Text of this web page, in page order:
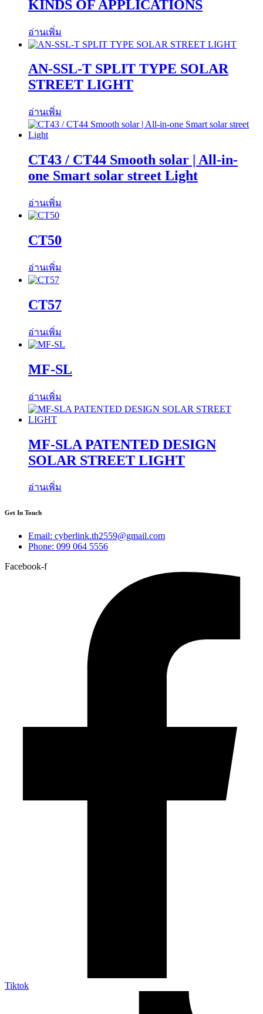
KINDS OF APPLICATIONS
อ่านเพิ่ม
AN-SSL-T SPLIT TYPE SOLAR
STREET LIGHT
อ่านเพิ่ม
CT43 / CT44 Smooth solar | All-in-
one Smart solar street Light
อ่านเพิ่ม
CT50
อ่านเพิ่ม
CT57
อ่านเพิ่ม
MF-SL
อ่านเพิ่ม
MF-SLA PATENTED DESIGN
SOLAR STREET LIGHT
อ่านเพิ่ม
Get In Touch
Email: cyberlink.th2559@gmail.com
Phone: 099 064 5556
Facebook-f
Tiktok